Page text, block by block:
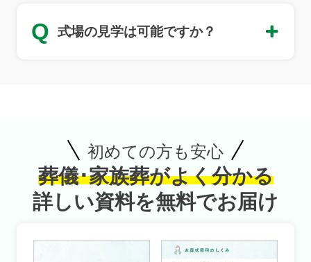
Q 式場の見学は可能ですか？
初めての方も安心
葬儀･家族葬がよく分かる
詳しい資料を無料でお届け